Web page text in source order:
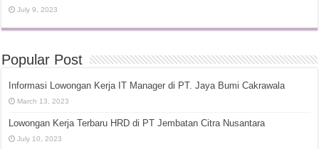
July 9, 2023
Popular Post
Informasi Lowongan Kerja IT Manager di PT. Jaya Bumi Cakrawala
March 13, 2023
Lowongan Kerja Terbaru HRD di PT Jembatan Citra Nusantara
July 10, 2023